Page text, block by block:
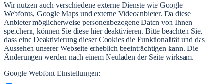
Wir nutzen auch verschiedene externe Dienste wie Google
Webfonts, Google Maps und externe Videoanbieter. Da diese
Anbieter möglicherweise personenbezogene Daten von Ihnen
speichern, können Sie diese hier deaktivieren. Bitte beachten Sie,
dass eine Deaktivierung dieser Cookies die Funktionalität und das
Aussehen unserer Webseite erheblich beeinträchtigen kann. Die
Änderungen werden nach einem Neuladen der Seite wirksam.
Google Webfont Einstellungen: